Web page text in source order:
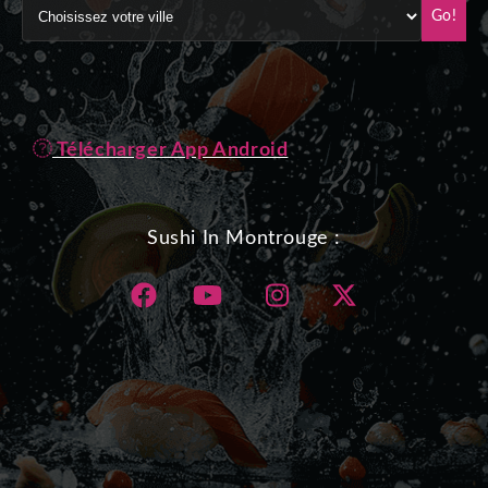
Go!
Télécharger App Android
Sushi In Montrouge :